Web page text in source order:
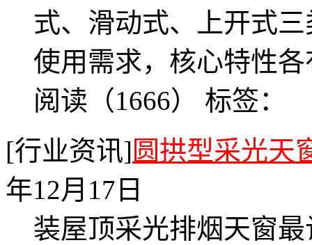
式、滑动式、上开式
使用需求，核心特性
阅读（1666） 标签：
[行业资讯]圆拱型采光天
年12月17日
装屋顶采光排烟天窗